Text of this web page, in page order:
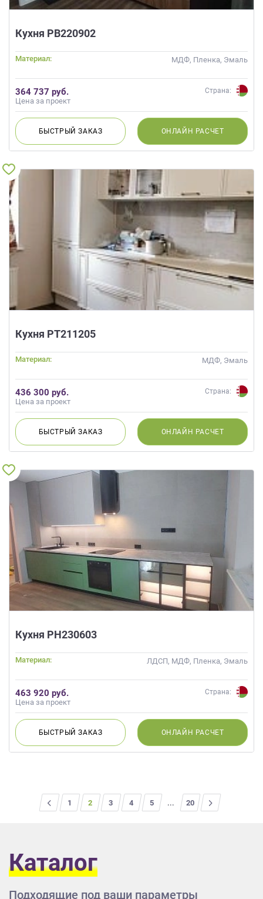
Кухня РВ220902
Материал: МДФ, Пленка, Эмаль
364 737 руб.
Цена за проект
Страна:
БЫСТРЫЙЗАКАЗ ОНЛАЙН РАСЧЕТ
Кухня РТ211205
Материал: МДФ, Эмаль
436 300 руб.
Цена за проект
Страна:
БЫСТРЫЙЗАКАЗ ОНЛАЙН РАСЧЕТ
Кухня РН230603
Материал: ЛДСП, МДФ, Пленка, Эмаль
463 920 руб.
Цена за проект
Страна:
БЫСТРЫЙЗАКАЗ ОНЛАЙН РАСЧЕТ
1 2 3 4 5 ... 20
>
Каталог
Подходящие под ваши параметры